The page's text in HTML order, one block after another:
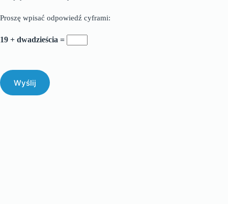
Proszę wpisać odpowiedź cyframi:
19 + dwadzieścia =
Wyślij